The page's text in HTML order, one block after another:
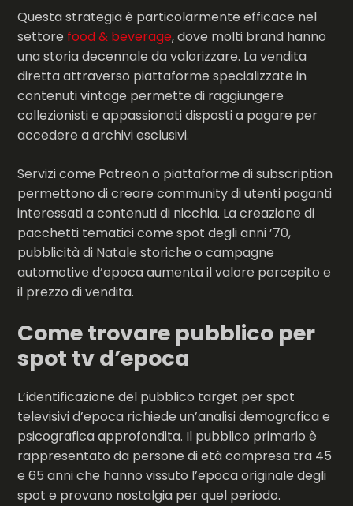
Questa strategia è particolarmente efficace nel
settore food & beverage, dove molti brand hanno
una storia decennale da valorizzare. La vendita
diretta attraverso piattaforme specializzate in
contenuti vintage permette di raggiungere
collezionisti e appassionati disposti a pagare per
accedere a archivi esclusivi.
Servizi come Patreon o piattaforme di subscription
permettono di creare community di utenti paganti
interessati a contenuti di nicchia. La creazione di
pacchetti tematici come spot degli anni ’70,
pubblicità di Natale storiche o campagne
automotive d’epoca aumenta il valore percepito e
il prezzo di vendita.
Come trovare pubblico per
spot tv d’epoca
L’identificazione del pubblico target per spot
televisivi d’epoca richiede un’analisi demografica e
psicografica approfondita. Il pubblico primario è
rappresentato da persone di età compresa tra 45
e 65 anni che hanno vissuto l’epoca originale degli
spot e provano nostalgia per quel periodo.